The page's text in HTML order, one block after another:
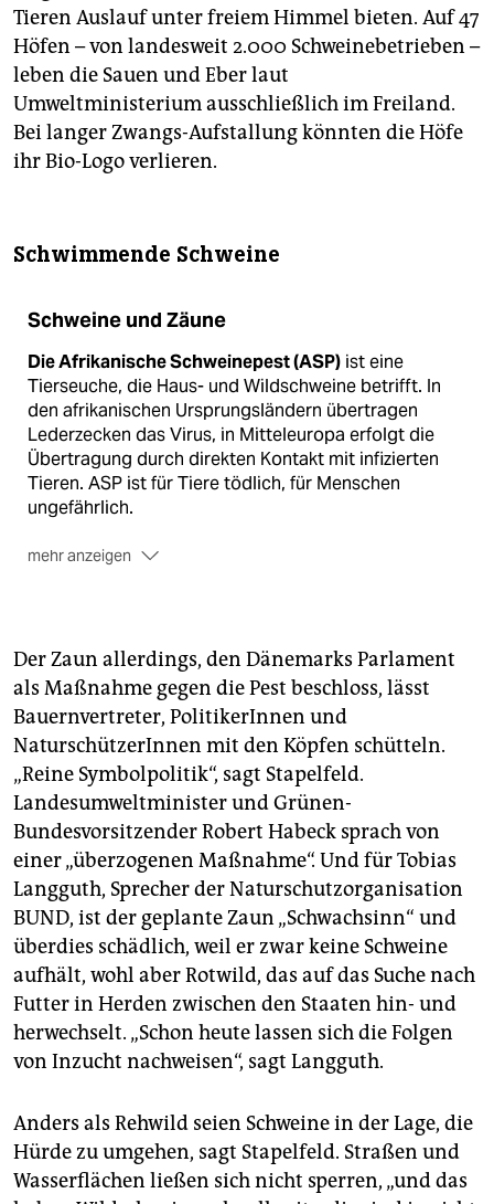
Tieren Auslauf unter freiem Himmel bieten. Auf 47
Höfen – von landesweit 2.000 Schweinebetrieben –
leben die Sauen und Eber laut
Umweltministerium ausschließlich im Freiland.
Bei langer Zwangs-Aufstallung könnten die Höfe
ihr Bio-Logo verlieren.
Schwimmende Schweine
Schweine und Zäune
Die Afrikanische Schweinepest (ASP) ist eine
Tierseuche, die Haus- und Wildschweine betrifft. In
den afrikanischen Ursprungsländern übertragen
Lederzecken das Virus, in Mitteleuropa erfolgt die
Übertragung durch direkten Kontakt mit infizierten
Tieren. ASP ist für Tiere tödlich, für Menschen
ungefährlich.
mehr anzeigen
neun EU-Ländern nachgewiesen und bei
Hausschweinen in sieben Ländern.
Die meisten infiziertenHausschweinegab es in
Rumänien, die meisten Wildschweine in Polen.
Bulgarienhat, um sich zu schützen, mit Vorarbeiten
zur Errichtung eines 133 Kilometer langen Zaunes an
der Grenze zu Rumänien begonnen.
Polens Landwirtschaftsministerkündigte an, den
geplanten 1.000 Kilometer langen
Wildschweinschutzzaun an der Grenze zur Ukraine nun
doch nicht zu bauen.
Der Zaun allerdings, den Dänemarks Parlament
als Maßnahme gegen die Pest beschloss, lässt
Bauernvertreter, PolitikerInnen und
NaturschützerInnen mit den Köpfen schütteln.
„Reine Symbolpolitik“, sagt Stapelfeld.
Landesumweltminister und Grünen-
Bundesvorsitzender Robert Habeck sprach von
einer „überzogenen Maßnahme“. Und für Tobias
Langguth, Sprecher der Naturschutzorganisation
BUND, ist der geplante Zaun „Schwachsinn“ und
überdies schädlich, weil er zwar keine Schweine
aufhält, wohl aber Rotwild, das auf das Suche nach
Futter in Herden zwischen den Staaten hin- und
herwechselt. „Schon heute lassen sich die Folgen
von Inzucht nachweisen“, sagt Langguth.
Anders als Rehwild seien Schweine in der Lage, die
Hürde zu umgehen, sagt Stapelfeld. Straßen und
Wasserflächen ließen sich nicht sperren, „und das